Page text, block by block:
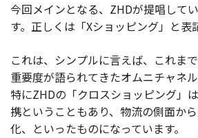
今回メインとなる、ZHDが提唱して
す。正しくは「Xショッピング」と表
これは、シンプルに言えば、これま
重要度が語られてきたオムニチャネル
特にZHDの「クロスショッピング」
携ということもあり、物流の側面か
化、といったものになっています。